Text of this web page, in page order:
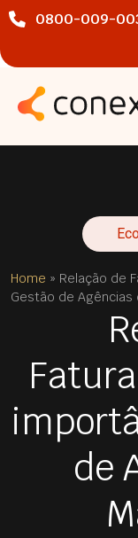
0800-009-
Home » Relação de
Gestão de Agências
de